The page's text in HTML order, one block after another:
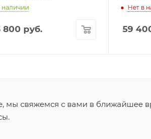
наличии
800 руб.
Нет в
59
мы свяжемся с вами в ближайшее